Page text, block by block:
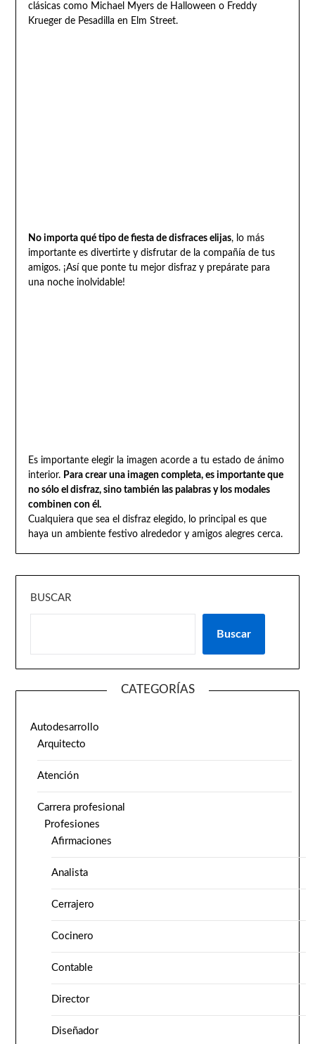
clásicas como Michael Myers de Halloween o Freddy
Krueger de Pesadilla en Elm Street.
No importa qué tipo de fiesta de disfraces elijas, lo más
importante es divertirte y disfrutar de la compañía de tus
amigos. ¡Así que ponte tu mejor disfraz y prepárate para
una noche inolvidable!
Es importante elegir la imagen acorde a tu estado de ánimo
interior. Para crear una imagen completa, es importante que
no sólo el disfraz, sino también las palabras y los modales
combinen con él.
Cualquiera que sea el disfraz elegido, lo principal es que
haya un ambiente festivo alrededor y amigos alegres cerca.
BUSCAR
Buscar
CATEGORÍAS
Autodesarrollo
Arquitecto
Atención
Carrera profesional
Profesiones
Afirmaciones
Analista
Cerrajero
Cocinero
Contable
Director
Diseñador